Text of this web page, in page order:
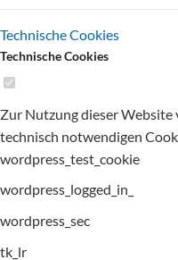
Technische Cookies
Technische Cookies
Zur Nutzung dieser
technisch notwendigen
wordpress_test_cookie
wordpress_logged_in_
wordpress_sec
tk_lr